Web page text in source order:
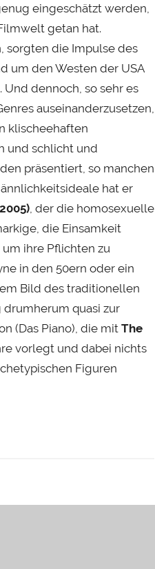
eingeschätzt werden,
getan hat.
sorgten die Impulse des
um den Westen der USA
dennoch, so sehr es
auseinanderzusetzen,
klischeehaften
und schlicht und
präsentiert, so manchen
hat er
, der die homosexuelle
die Einsamkeit
ihre Pflichten zu
in den 50ern oder ein
Bild des traditionellen
drumherum quasi zur
(Das Piano), die mit The
vorlegt und dabei nichts
Figuren